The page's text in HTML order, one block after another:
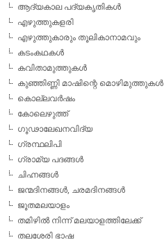
ആദ്യകാല പദ്യകൃതികള്‍
എഴുത്തുകളരി
എഴുത്തുകാരും തൂലികാനാമവും
കടംകഥകള്‍
കവിതാമുത്തുകള്‍
കുഞ്ഞിണ്ണി മാഷിന്റെ മൊഴിമുത്തുകള്‍
കൊല്ലവര്‍ഷം
കോലെഴുത്ത്
ഗൂഢാലേഖനവിദ്യ
ഗ്രന്ഥലിപി
ഗ്രാമ്യ പദങ്ങള്‍
ചിഹ്നങ്ങള്‍
ജന്മദിനങ്ങള്‍, ചരമദിനങ്ങള്‍
ജൂതമലയാളം
തമിഴില്‍ നിന്ന് മലയാളത്തിലേക്ക്
തലശേരി ഭാഷ